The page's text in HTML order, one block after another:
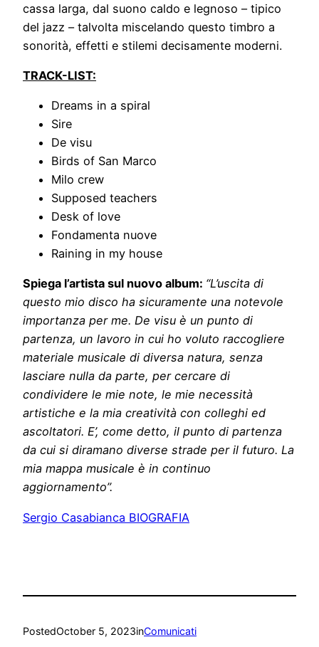
cassa larga, dal suono caldo e legnoso – tipico
del jazz – talvolta miscelando questo timbro a
sonorità, effetti e stilemi decisamente moderni.
TRACK-LIST:
Dreams in a spiral
Sire
De visu
Birds of San Marco
Milo crew
Supposed teachers
Desk of love
Fondamenta nuove
Raining in my house
Spiega l’artista sul nuovo album: “L’uscita di
questo mio disco ha sicuramente una notevole
importanza per me. De visu è un punto di
partenza, un lavoro in cui ho voluto raccogliere
materiale musicale di diversa natura, senza
lasciare nulla da parte, per cercare di
condividere le mie note, le mie necessità
artistiche e la mia creatività con colleghi ed
ascoltatori. E’, come detto, il punto di partenza
da cui si diramano diverse strade per il futuro. La
mia mappa musicale è in continuo
aggiornamento”.
Sergio Casabianca BIOGRAFIA
PostedOctober 5, 2023inComunicati